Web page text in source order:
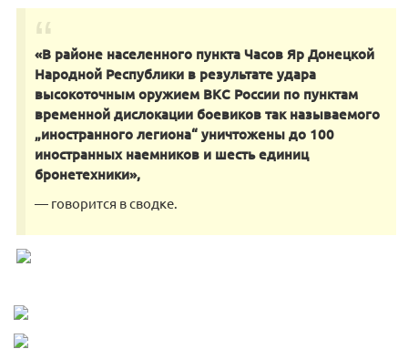
«В районе населенного пункта Часов Яр Донецкой
Народной Республики в результате удара
высокоточным оружием ВКС России по пунктам
временной дислокации боевиков так называемого
„иностранного легиона“ уничтожены до 100
иностранных наемников и шесть единиц
бронетехники»,
— говорится в сводке.